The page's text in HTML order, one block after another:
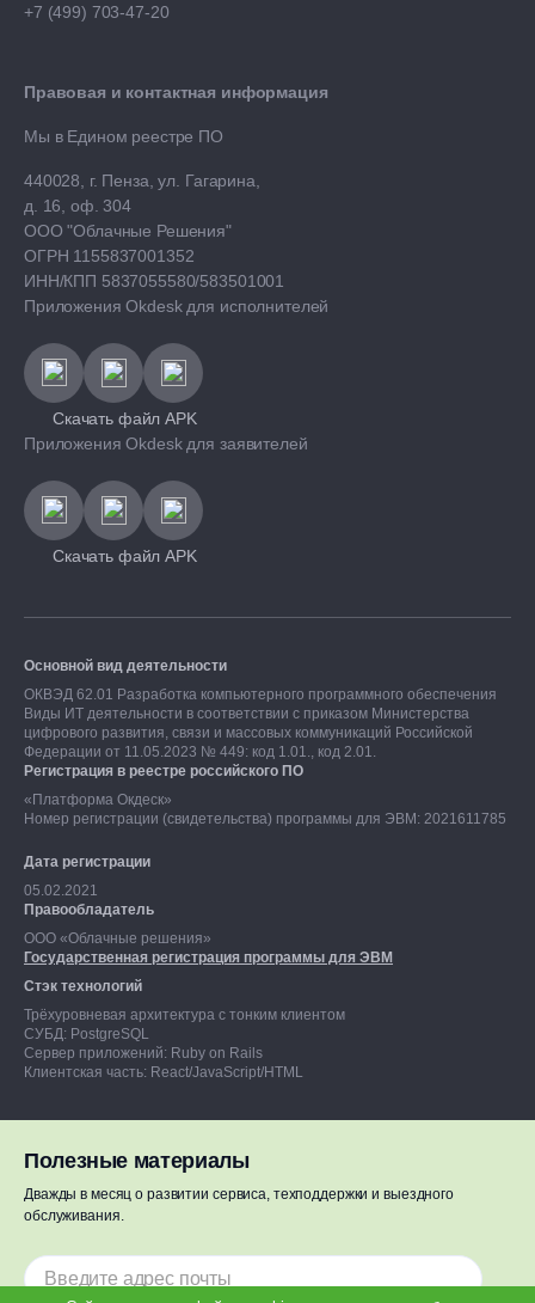
Полезные материалы
Дважды в месяц о развитии сервиса, техподдержки и выездного
обслуживания.
Правовая и контактная информация
Мы в Едином реестре ПО
440028, г. Пенза, ул. Гагарина,
д. 16, оф. 304
ООО "Облачные Решения"
ОГРН 1155837001352
ИНН/КПП 5837055580/583501001
Приложения Okdesk для исполнителей
Скачать файл APK
Приложения Okdesk для заявителей
Скачать файл APK
+7 (499) 703-47-20
Основной вид деятельности
ОКВЭД 62.01 Разработка компьютерного программного обеспечения
Виды ИТ деятельности в соответствии с приказом Министерства
цифрового развития, связи и массовых коммуникаций Российской
Федерации от 11.05.2023 № 449: код 1.01., код 2.01.
Регистрация в реестре российского ПО
«Платформа Окдеск»
Номер регистрации (свидетельства) программы для ЭВМ: 2021611785
Дата регистрации
05.02.2021
Правообладатель
ООО «Облачные решения»
Государственная регистрация программы для ЭВМ
Стэк технологий
Трёхуровневая архитектура с тонким клиентом
СУБД: PostgreSQL
Сервер приложений: Ruby on Rails
Клиентская часть: React/JavaScript/HTML
Результаты СОУТ